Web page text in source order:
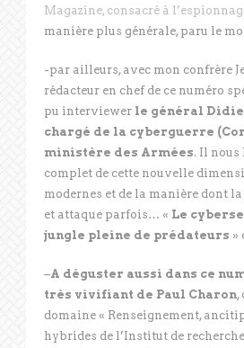
Magazine, consacré à
manière plus générale, paru le
-par ailleurs, avec mon confrère
rédacteur en chef de ce numéro
pu interviewer le général
chargé de la cyberguerre
ministère des Armées. Il
complet de cette nouvelle
modernes et de la manière dont la
et attaque parfois… « Le
jungle pleine de prédateurs »
–A déguster aussi dans ce
très vivifiant de Paul Charon,
domaine « Renseignement,
hybrides de l’Institut de